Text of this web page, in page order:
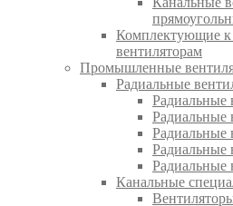
Комплектующие
вентиляторам
Промышленные
Радиальные
Радиальные
Радиальные
Радиальные
Радиальные
Радиальные
Канальные